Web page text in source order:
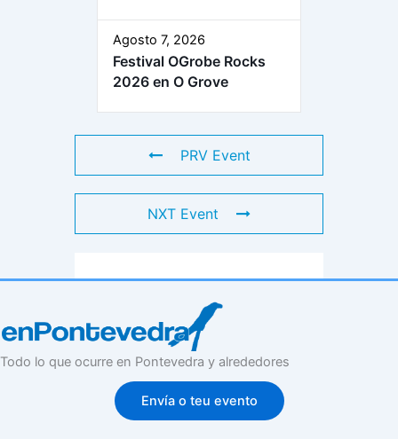
Agosto 7, 2026
Festival OGrobe Rocks
2026 en O Grove
PRV Event
NXT Event
Todo lo que ocurre en Pontevedra y alrededores
Envía o teu evento